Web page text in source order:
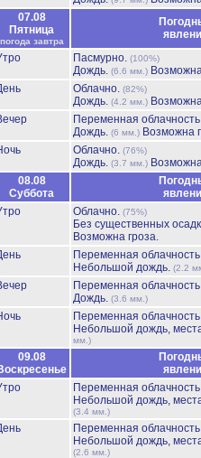
07.08
Пятница
погода завтра
Пасмурно. (100%)
Дождь. (6.6 мм.)
Облачно. (82%)
Дождь. (4.2 мм.)
Переменная
Дождь. (6 мм.) Возможна
Облачно. (76%)
Дождь. (3.7 мм.)
08.08
Суббота
Облачно. (75%)
Без существенных
Возможна гроза.
Переменная
Небольшой дождь. (2.2
Переменная
Дождь. (3.6 мм.)
Переменная
Небольшой дождь,
мм.)
09.08
Переменная
Небольшой дождь,
(3.4 мм.)
Переменная
Небольшой дождь,
(2.6 мм.)